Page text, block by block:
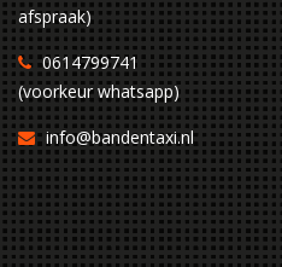
afspraak)
0614799741
(voorkeur whatsapp)
info@bandentaxi.nl